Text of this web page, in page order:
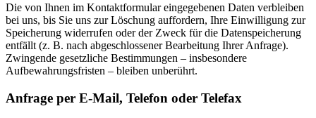
Die von Ihnen im Kontaktformular eingegebenen Daten verbleiben
bei uns, bis Sie uns zur Löschung auffordern, Ihre Einwilligung zur
Speicherung widerrufen oder der Zweck für die Datenspeicherung
entfällt (z. B. nach abgeschlossener Bearbeitung Ihrer Anfrage).
Zwingende gesetzliche Bestimmungen – insbesondere
Aufbewahrungsfristen – bleiben unberührt.
Anfrage per E-Mail, Telefon oder Telefax